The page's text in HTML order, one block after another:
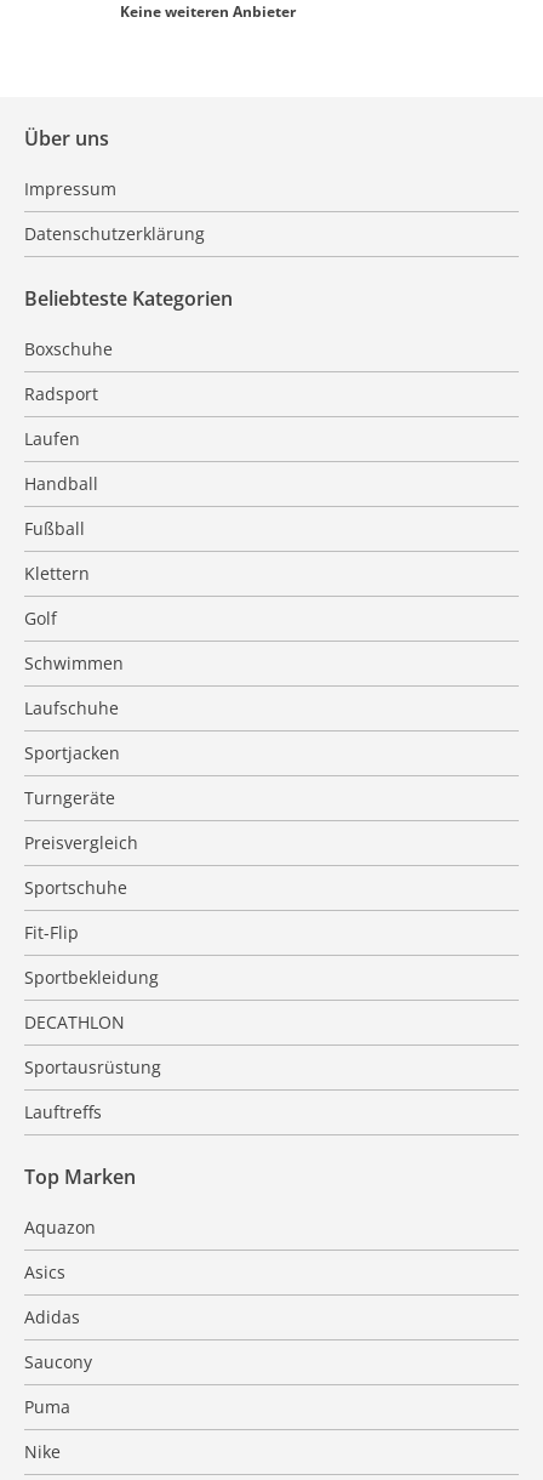
Keine weiteren Anbieter
Über uns
Impressum
Datenschutzerklärung
Beliebteste Kategorien
Boxschuhe
Radsport
Laufen
Handball
Fußball
Klettern
Golf
Schwimmen
Laufschuhe
Sportjacken
Turngeräte
Preisvergleich
Sportschuhe
Fit-Flip
Sportbekleidung
DECATHLON
Sportausrüstung
Lauftreffs
Top Marken
Aquazon
Asics
Adidas
Saucony
Puma
Nike